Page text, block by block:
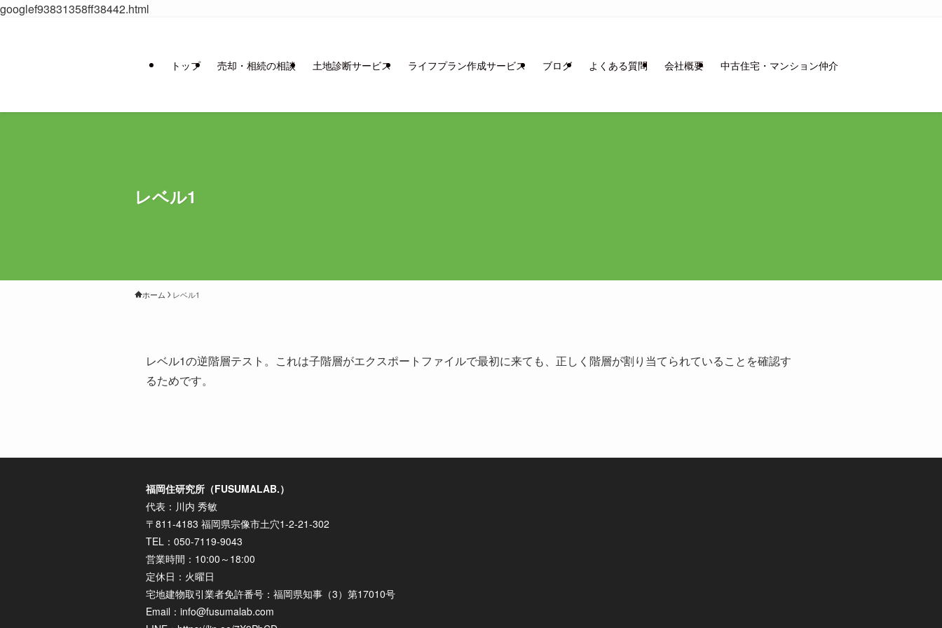
googlef93831358ff38442.html
トップ 売却・相続の相談 土地診断サービス ライフプラン作成サービス ブログ よくある質問 会社概要 中古住宅・マンション仲介
レベル1
ホーム レベル1
レベル1の逆階層テスト。これは子階層がエクスポートファイルで最初に来ても、正しく階層が割り当てられていることを確認す
るためです。
福岡住研究所（FUSUMALAB.）
代表：川内 秀敏
〒811-4183 福岡県宗像市土穴1-2-21-302
TEL：050-7119-9043
営業時間：10:00～18:00
定休日：火曜日
宅地建物取引業者免許番号：福岡県知事（3）第17010号
Email：info@fusumalab.com